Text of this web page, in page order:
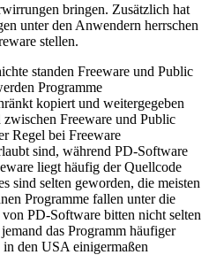
bringen. Zusätzlich hat
unter den Anwendern herrschen
stellen.
standen Freeware und Public
Programme
kopiert und weitergegeben
Freeware und Public
Regel bei Freeware
sind, während PD-Software
liegt häufig der Quellcode
sind selten geworden, die meisten
Programme fallen unter die
PD-Software bitten nicht selten
das Programm häufiger
den USA einigermaßen